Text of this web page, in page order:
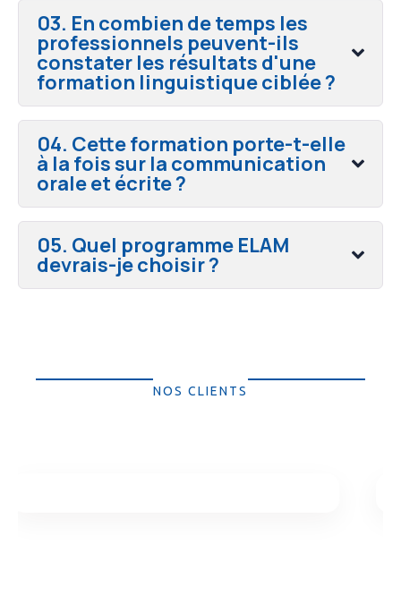
03. En combien de temps les
professionnels peuvent-ils
constater les résultats d'une
formation linguistique ciblée ?
04. Cette formation porte-t-elle
à la fois sur la communication
orale et écrite ?
05. Quel programme ELAM
devrais-je choisir ?
NOS CLIENTS